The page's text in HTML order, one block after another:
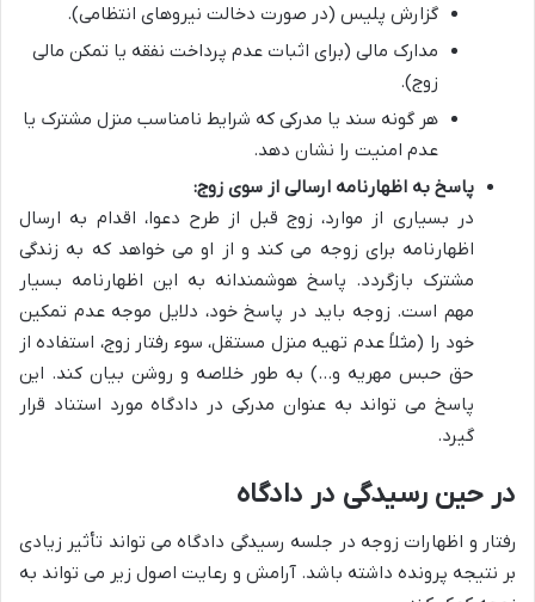
گزارش پلیس (در صورت دخالت نیروهای انتظامی).
مدارک مالی (برای اثبات عدم پرداخت نفقه یا تمکن مالی
زوج).
هر گونه سند یا مدرکی که شرایط نامناسب منزل مشترک یا
عدم امنیت را نشان دهد.
پاسخ به اظهارنامه ارسالی از سوی زوج:
در بسیاری از موارد، زوج قبل از طرح دعوا، اقدام به ارسال
اظهارنامه برای زوجه می کند و از او می خواهد که به زندگی
مشترک بازگردد. پاسخ هوشمندانه به این اظهارنامه بسیار
مهم است. زوجه باید در پاسخ خود، دلایل موجه عدم تمکین
خود را (مثلاً عدم تهیه منزل مستقل، سوء رفتار زوج، استفاده از
حق حبس مهریه و…) به طور خلاصه و روشن بیان کند. این
پاسخ می تواند به عنوان مدرکی در دادگاه مورد استناد قرار
گیرد.
در حین رسیدگی در دادگاه
رفتار و اظهارات زوجه در جلسه رسیدگی دادگاه می تواند تأثیر زیادی
بر نتیجه پرونده داشته باشد. آرامش و رعایت اصول زیر می تواند به